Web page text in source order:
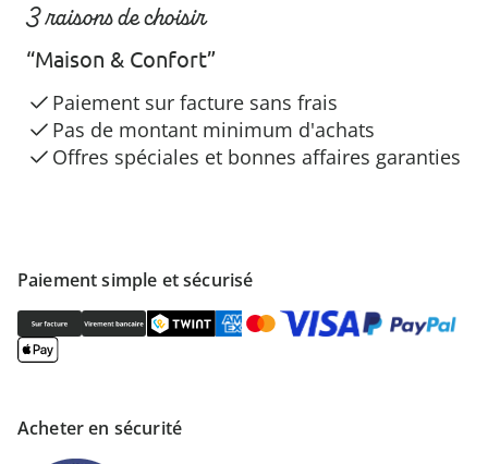
Paiement simple et sécurisé
Acheter en sécurité
3 raisons de choisir
“Maison & Confort”
Paiement sur facture sans frais
Pas de montant minimum d'achats
Offres spéciales et bonnes affaires garanties